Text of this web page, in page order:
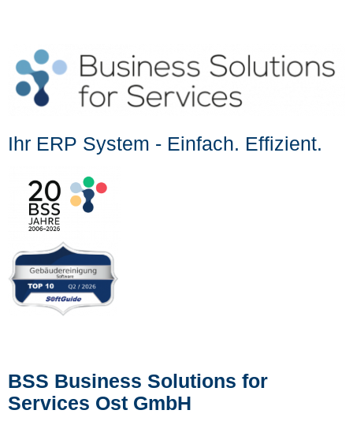
Ihr ERP System - Einfach. Effizient.
BSS Business Solutions for
Services Ost GmbH